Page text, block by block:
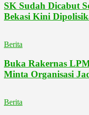
SK Sudah Dicabut
Bekasi Kini
Berita
Buka Rakernas
Minta Organisasi
Berita